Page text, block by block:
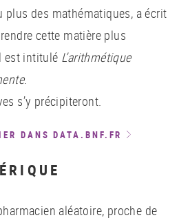
plus des mathématiques, a écrit
cette matière plus
est intitulé L’arithmétique
.
s’y précipiteront.
DANS DATA.BNF.FR
aléatoire, proche de